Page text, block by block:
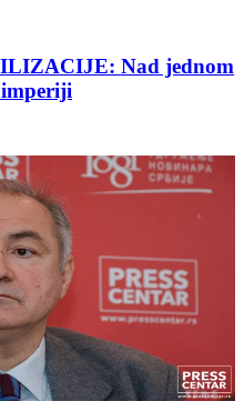
Nad jednom